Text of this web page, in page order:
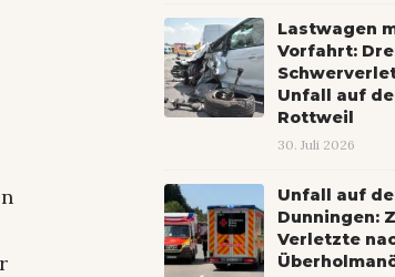
Lastwagen
Vorfahrt:
Unfall auf
Rottweil
30. Juli 2026
Unfall auf
Dunningen:
Verletzte